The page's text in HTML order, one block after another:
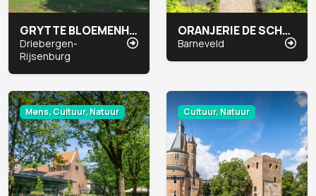
GRYTTE BLOEMENHEUVEL
Driebergen-
Rijsenburg
ORANJERIE DE SCHAFFELAAR
Barneveld
Mens, Cultuur, Natuur Cultuur, Natuur